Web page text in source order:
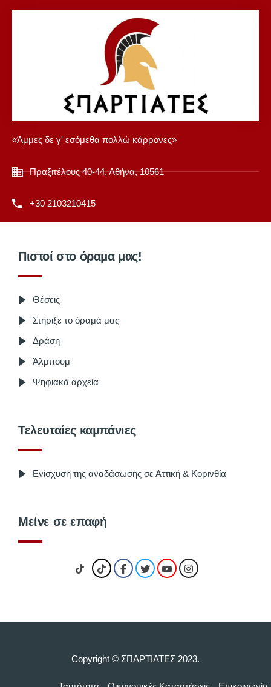
«Άμμες δε γ' εσόμεθα πολλώ κάρρονες»
Πραξιτέλους 40-44, Αθήνα, 10561
+30 2103210415
Πιστοί στο όραμα μας!
Θέσεις
Στήριξε το όραμά μας
Δράση
Άλμπουμ
Ψηφιακά αρχεία
Τελευταίες καμπάνιες
Ενίσχυση της αναδάσωσης σε Αττική & Κορινθία
Μείνε σε επαφή
Copyright © ΣΠΑΡΤΙΑΤΕΣ 2023.